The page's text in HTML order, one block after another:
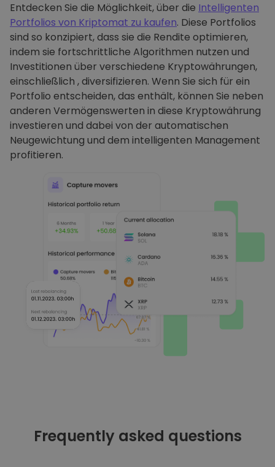
Entdecken Sie die Möglichkeit, über die Intelligenten
Portfolios von Kriptomat zu kaufen. Diese Portfolios
sind so konzipiert, dass sie die Rendite optimieren,
indem sie fortschrittliche Algorithmen nutzen und
Investitionen über verschiedene Kryptowährungen,
einschließlich , diversifizieren. Wenn Sie sich für ein
Portfolio entscheiden, das enthält, können Sie neben
anderen Vermögenswerten in diese Kryptowährung
investieren und dabei von der automatischen
Neugewichtung und dem intelligenten Management
profitieren.
Frequently asked questions